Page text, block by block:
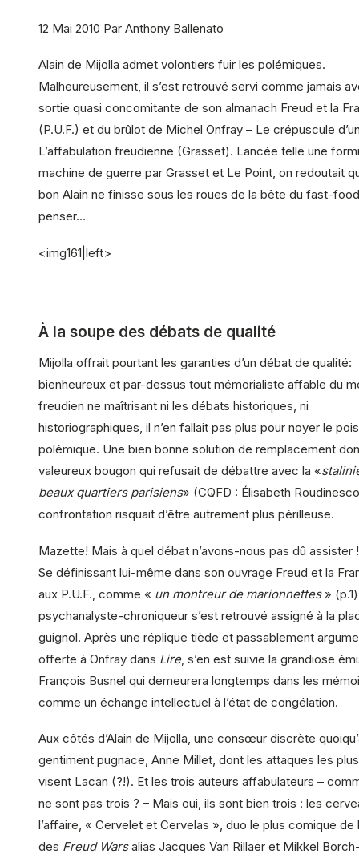
12 Mai 2010 Par Anthony Ballenato
Alain de Mijolla admet volontiers fuir les polémiques.
Malheureusement, il s’est retrouvé servi comme jamais
sortie quasi concomitante de son almanach Freud et la
(P.U.F.) et du brûlot de Michel Onfray – Le crépuscule
L’affabulation freudienne (Grasset). Lancée telle une
machine de guerre par Grasset et Le Point, on redoutait
bon Alain ne finisse sous les roues de la bête du fast-
penser…
<img161|left>
À la soupe des débats de qualité
Mijolla offrait pourtant les garanties d’un débat de qualité:
bienheureux et par-dessus tout mémorialiste affable du
freudien ne maîtrisant ni les débats historiques, ni
historiographiques, il n’en fallait pas plus pour noyer le
polémique. Une bien bonne solution de remplacement
valeureux bougon qui refusait de débattre avec la «
beaux quartiers parisiens» (CQFD : Élisabeth
confrontation risquait d’être autrement plus périlleuse.
Mazette! Mais à quel débat n’avons-nous pas dû assister !
Se définissant lui-même dans son ouvrage Freud et la
aux P.U.F., comme « un montreur de marionnettes»
psychanalyste-chroniqueur s’est retrouvé assigné à la
guignol. Après une réplique tiède et passablement
offerte à Onfray dans Lire, s’en est suivie la grandiose
François Busnel qui demeurera longtemps dans les
comme un échange intellectuel à l’état de congélation.
Aux côtés d’Alain de Mijolla, une consœur discrète
gentiment pugnace, Anne Millet, dont les attaques les
visent Lacan (?!). Et les trois auteurs affabulateurs –
ne sont pas trois ? – Mais oui, ils sont bien trois : les
l’affaire, « Cervelet et Cervelas », duo le plus comique de
des Freud Warsalias Jacques Van Rillaer et Mikkel